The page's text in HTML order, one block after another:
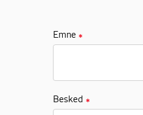
Emne ✱
Besked ✱